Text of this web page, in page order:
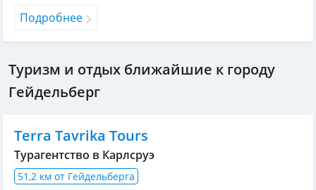
Подробнее
Туризм и отдых ближайшие к городу
Гейдельберг
Terra Tavrika Tours
Турагентство в Карлсруэ
51,2 км от Гейдельберга